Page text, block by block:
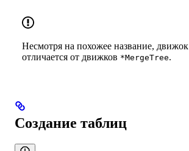
Несмотря на похожее название, движок
отличается от движков *MergeTree.
Создание таблиц